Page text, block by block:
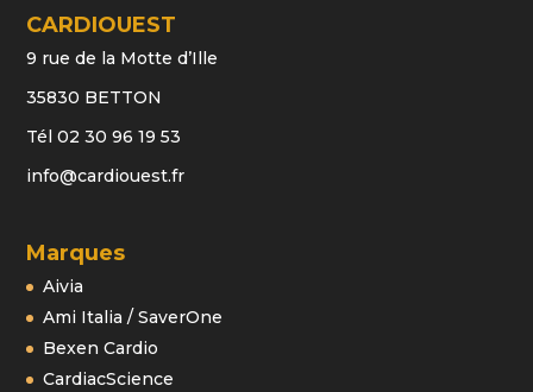
CARDIOUEST
9 rue de la Motte d’Ille
35830 BETTON
Tél 02 30 96 19 53
info@cardiouest.fr
Marques
Aivia
Ami Italia / SaverOne
Bexen Cardio
CardiacScience